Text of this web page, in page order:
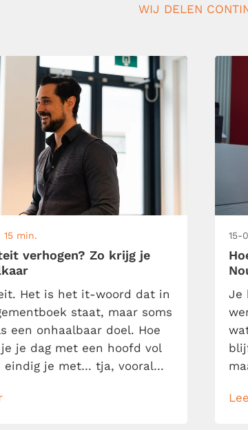
WIJ DELEN
15 min.
verhogen? Zo krijg je
Het is het it-woord dat in
staat, maar soms
een onhaalbaar doel. Hoe
je dag met een hoofd vol
eindig je met… tja, vooral
niet de enige. We willen
15-
Je